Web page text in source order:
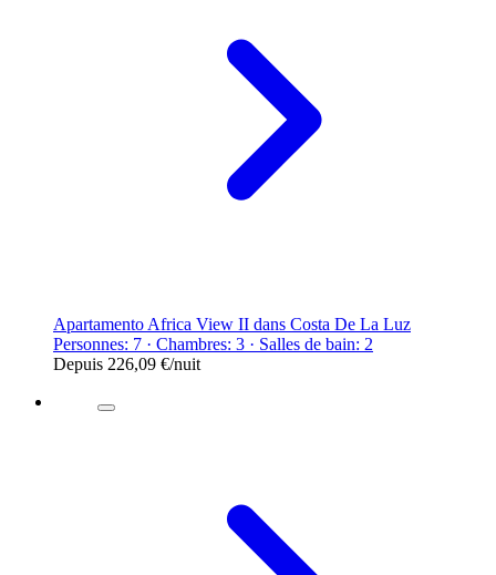
Apartamento Africa View II dans Costa De La Luz
Personnes: 7 · Chambres: 3 · Salles de bain: 2
Depuis 226,09 €/nuit